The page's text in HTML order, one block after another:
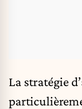
La stratégie